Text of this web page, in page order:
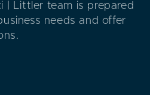
| Littler team is prepared
needs and offer